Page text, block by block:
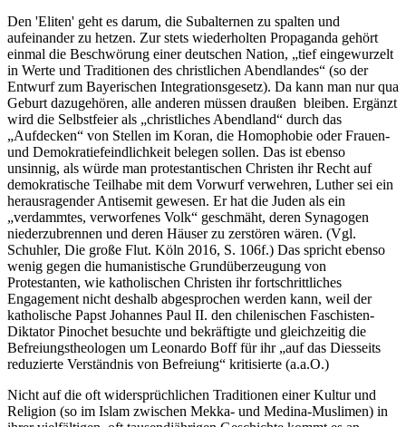
Den 'Eliten' geht es darum, die Subalternen zu spalten und
aufeinander zu hetzen. Zur stets wiederholten Propaganda gehört
einmal die Beschwörung einer deutschen Nation, „tief eingewurzelt
in Werte und Traditionen des christlichen Abendlandes“ (so der
Entwurf zum Bayerischen Integrationsgesetz). Da kann man nur qua
Geburt dazugehören, alle anderen müssen draußen bleiben. Ergänzt
wird die Selbstfeier als „christliches Abendland“ durch das
„Aufdecken“ von Stellen im Koran, die Homophobie oder Frauen-
und Demokratiefeindlichkeit belegen sollen. Das ist ebenso
unsinnig, als würde man protestantischen Christen ihr Recht auf
demokratische Teilhabe mit dem Vorwurf verwehren, Luther sei ein
herausragender Antisemit gewesen. Er hat die Juden als ein
„verdammtes, verworfenes Volk“ geschmäht, deren Synagogen
niederzubrennen und deren Häuser zu zerstören wären. (Vgl.
Schuhler, Die große Flut. Köln 2016, S. 106f.) Das spricht ebenso
wenig gegen die humanistische Grundüberzeugung von
Protestanten, wie katholischen Christen ihr fortschrittliches
Engagement nicht deshalb abgesprochen werden kann, weil der
katholische Papst Johannes Paul II. den chilenischen Faschisten-
Diktator Pinochet besuchte und bekräftigte und gleichzeitig die
Befreiungstheologen um Leonardo Boff für ihr „auf das Diesseits
reduzierte Verständnis von Befreiung“ kritisierte (a.a.O.)
Nicht auf die oft widersprüchlichen Traditionen einer Kultur und
Religion (so im Islam zwischen Mekka- und Medina-Muslimen) in